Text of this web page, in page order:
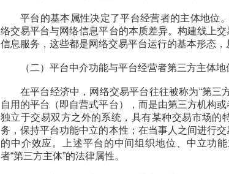
平台的基本属性决定了平台经营者的主体地位
络交易平台与网络信息平台的本质差异。构建线上
信息服务，这些都是网络交易平台运行的基本形态，
（二）平台中介功能与平台经营者第三方主体地
在平台经济中，网络交易平台往往被称为“第三
自用的平台（即自营式平台），而是由第三方机构
独立于交易双方之外的系统，具有某种交易市场的
务，保持平台功能中立的本性；在当事人之间进行
的中介效应。上述平台的中间组织地位、中立功
者“第三方主体”的法律属性。